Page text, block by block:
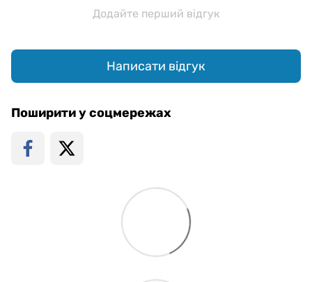
Додайте перший відгук
Написати відгук
Поширити у соцмережах